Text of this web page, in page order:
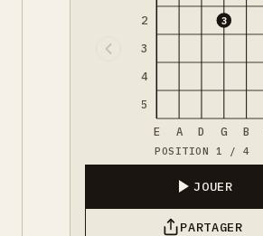
2
3
4
5
3
E A D G B
POSITION 1 / 4
JOUER
PARTAGER